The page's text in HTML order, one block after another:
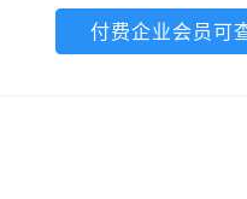
付费企业会员可